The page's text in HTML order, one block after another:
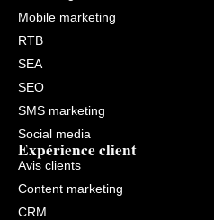
Mobile marketing
RTB
SEA
SEO
SMS marketing
Social media
Expérience client
Avis clients
Content marketing
CRM